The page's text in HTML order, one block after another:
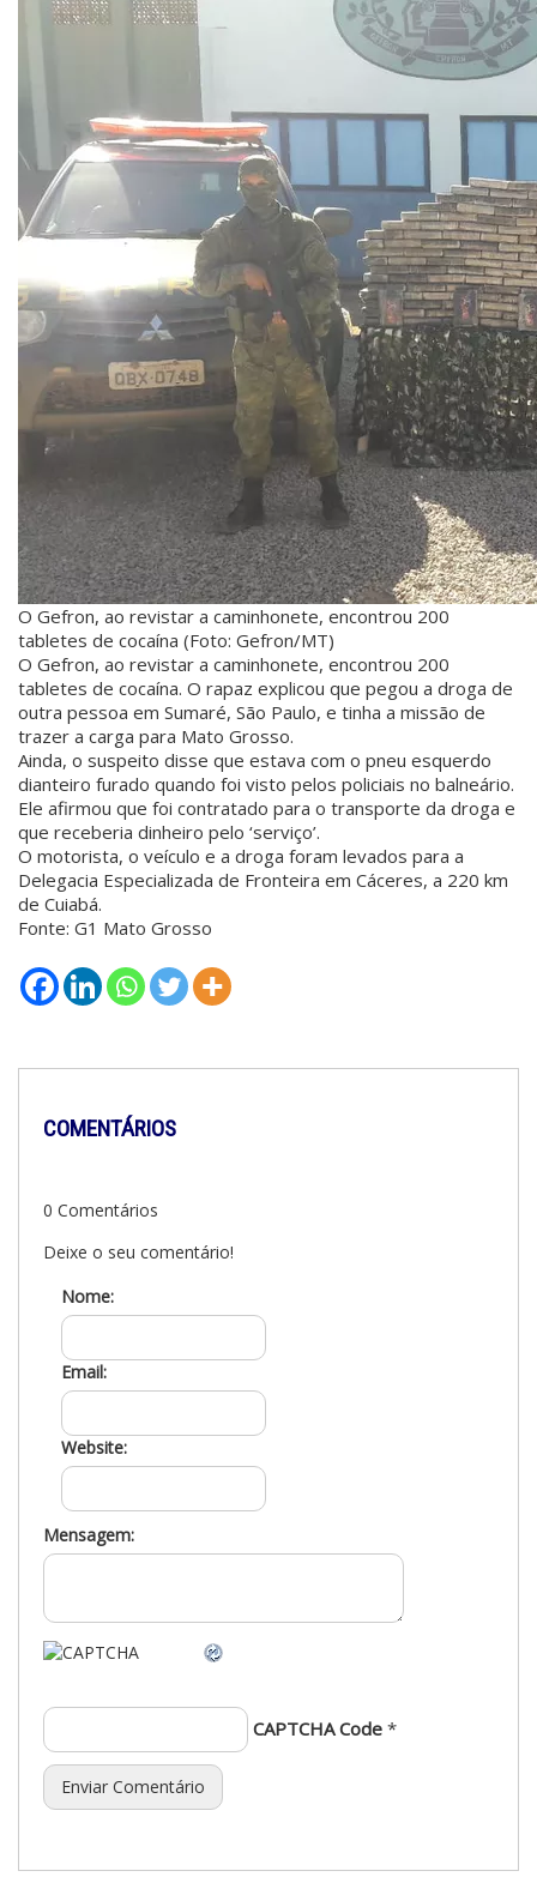
O Gefron, ao revistar a caminhonete, encontrou 200
tabletes de cocaína (Foto: Gefron/MT)
O Gefron, ao revistar a caminhonete, encontrou 200
tabletes de cocaína. O rapaz explicou que pegou a droga de
outra pessoa em Sumaré, São Paulo, e tinha a missão de
trazer a carga para Mato Grosso.
Ainda, o suspeito disse que estava com o pneu esquerdo
dianteiro furado quando foi visto pelos policiais no balneário.
Ele afirmou que foi contratado para o transporte da droga e
que receberia dinheiro pelo ‘serviço’.
O motorista, o veículo e a droga foram levados para a
Delegacia Especializada de Fronteira em Cáceres, a 220 km
de Cuiabá.
Fonte: G1 Mato Grosso
COMENTÁRIOS
0 Comentários
Deixe o seu comentário!
Nome:
Email:
Website:
Mensagem:
CAPTCHA Code *